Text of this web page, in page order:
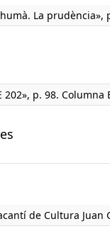
La prudència»,
202», p. 98. Columna
de Cultura Juan